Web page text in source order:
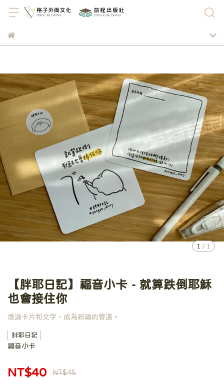
1 / 1
【胖耶日記】福音小卡 - 就算跌倒耶穌
也會接住你
透過卡片和文字，成為祝福的管道。
胖耶日記
福音小卡
NT$40 NT$45